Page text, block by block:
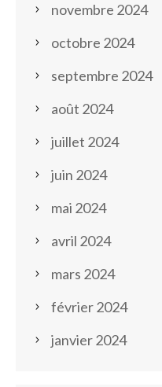
novembre 2024
octobre 2024
septembre 2024
août 2024
juillet 2024
juin 2024
mai 2024
avril 2024
mars 2024
février 2024
janvier 2024